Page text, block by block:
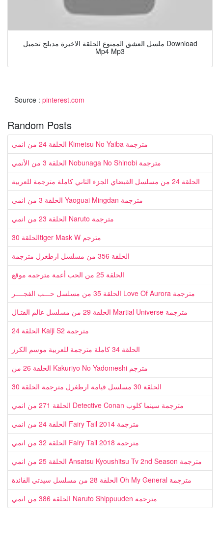
ملسل العشق الممنوع الحلقة الاخيرة مدبلج تحميل Download
Mp4 Mp3
Source : pinterest.com
Random Posts
الحلقة 24 من انمي Kimetsu No Yaiba مترجمة
الحلقة 3 من الأنمي Nobunaga No Shinobi مترجمة
الحلقة 24 من مسلسل القبضاي الجزء الثاني كاملة مترجمة للعربية
الحلقة 3 من انمي Yaoguai Mingdan مترجمة
الحلقة 23 من انمي Naruto مترجمة
الحلقة 30tiger Mask W مترجم
الحلقة 356 من مسلسل ارطغرل مترجمة
الحلقة 25 من الحب أعمة مترجمه موقع
الحلقة 35 من مسلسل حـــب الفجــــر Love Of Aurora مترجمة
الحلقة 29 من مسلسل عالم القتـال Martial Universe مترجمة
الحلقة 24 Kaiji S2 مترجمة
الحلقة 34 كاملة مترجمة للعربية موسم الكرز
الحلقة 26 من Kakuriyo No Yadomeshi مترجم
الحلقة 30 مسلسل قيامة ارطغرل مترجمة الحلقة 30
الحلقة 271 من انمي Detective Conan مترجمة سينما كلوب
الحلقة 24 من انمي Fairy Tail 2014 مترجمة
الحلقة 32 من انمي Fairy Tail 2018 مترجمة
الحلقة 25 من انمي Ansatsu Kyoushitsu Tv 2nd Season مترجمة
الحلقة 28 من مسلسل سيدتي القائدة Oh My General مترجمة
الحلقة 386 من انمي Naruto Shippuuden مترجمة